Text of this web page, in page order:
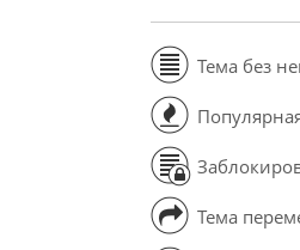
Тема без
Тема